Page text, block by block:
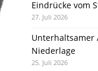
Eindrücke vom
27. Juli 2026
Unterhaltsamer
Niederlage
25. Juli 2026